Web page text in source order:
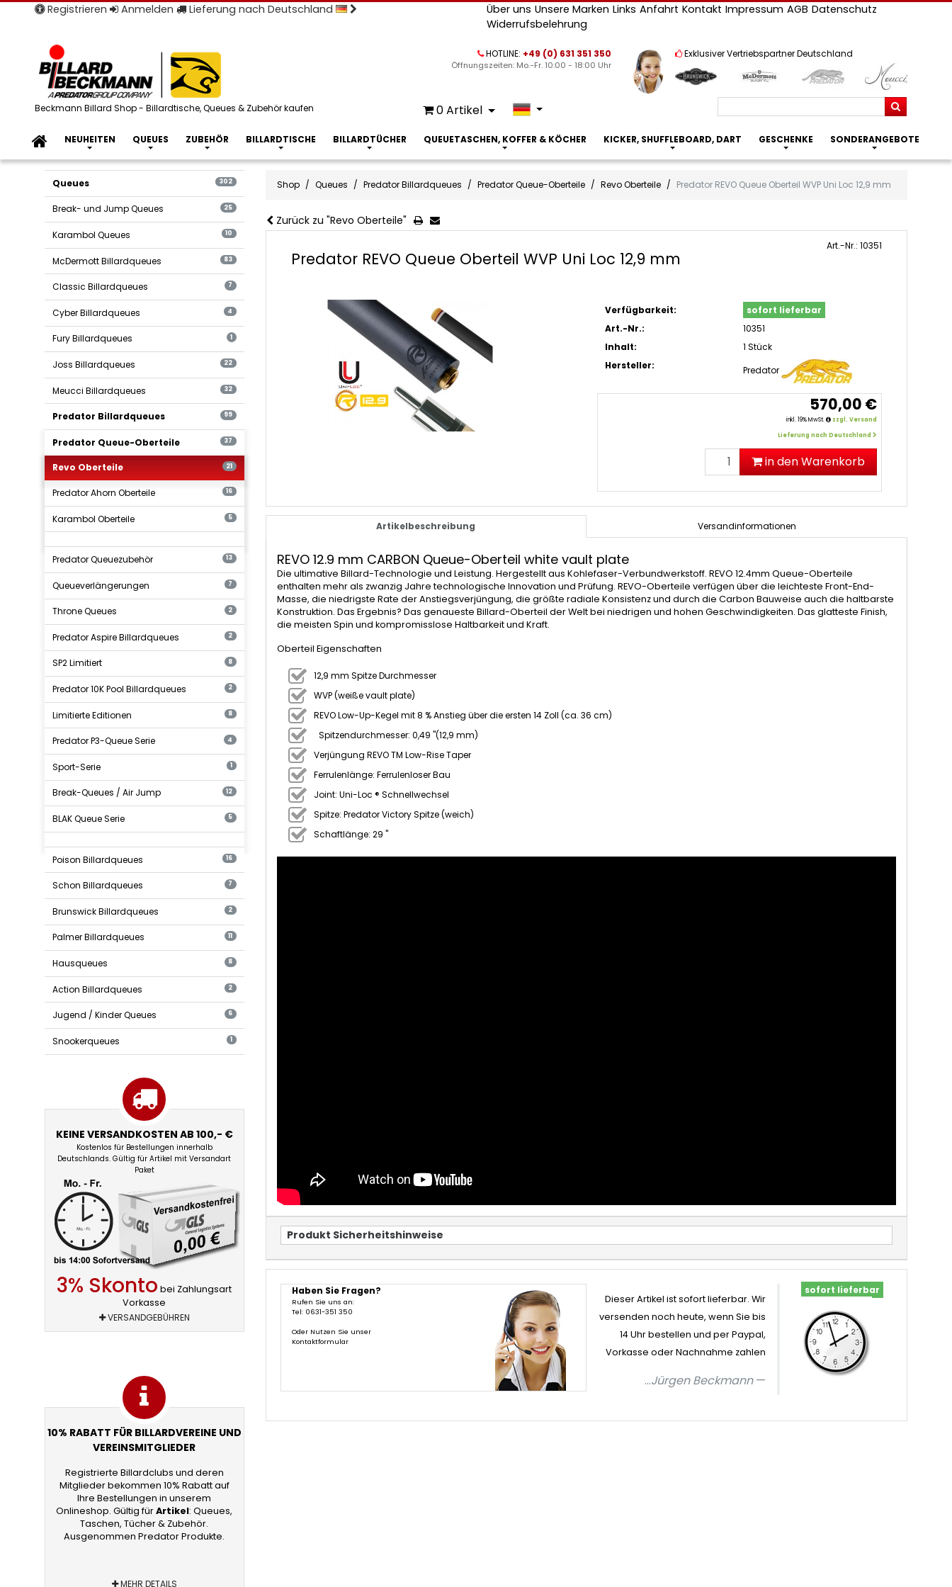
Registrieren Anmelden Lieferung nach Deutschland Über uns Unsere Marken Links Anfahrt Kontakt Impressum AGB Datenschutz
Widerrufsbelehrung
Beckmann Billard Shop - Billardtische, Queues & Zubehör kaufen
Exklusiver Vertriebspartner Deutschland
HOTLINE: +49 (0) 631 351 350
Öffnungszeiten: Mo.-Fr. 10:00 - 18:00 Uhr
0Artikel Suchen
NEUHEITEN QUEUES ZUBEHÖR BILLARDTISCHE BILLARDTÜCHER QUEUETASCHEN, KOFFER & KÖCHER KICKER, SHUFFLEBOARD, DART GESCHENKE SONDERANGEBOTE
Shop Queues Predator Billardqueues Predator Queue-Oberteile Revo Oberteile Predator REVO Queue Oberteil WVP Uni Loc 12,9 mm
Zurück zu "Revo Oberteile"
Predator REVO Queue Oberteil WVP Uni Loc 12,9 mm
Art.-Nr.: 10351
Verfügbarkeit:
sofort lieferbar
Art.-Nr.:
10351
Inhalt:
1 Stück
Hersteller:
Predator
570,00 €
inkl. 19% MwSt.
zzgl. Versand
Lieferung nach Deutschland
in den Warenkorb
Artikelbeschreibung Versandinformationen
REVO 12.9 mm CARBON Queue-Oberteil white vault plate
Die ultimative Billard-Technologie und Leistung. Hergestellt aus Kohlefaser-Verbundwerkstoff. REVO 12.4mm Queue-Oberteile
enthalten mehr als zwanzig Jahre technologische Innovation und Prüfung. REVO-Oberteile verfügen über die leichteste Front-End-
Masse, die niedrigste Rate der Anstiegsverjüngung, die größte radiale Konsistenz und durch die Carbon Bauweise auch die haltbarste
Konstruktion. Das Ergebnis? Das genaueste Billard-Oberteil der Welt bei niedrigen und hohen Geschwindigkeiten. Das glatteste Finish,
die meisten Spin und kompromisslose Haltbarkeit und Kraft.
Oberteil Eigenschaften
12,9 mm Spitze Durchmesser
WVP (weiße vault plate)
REVO Low-Up-Kegel mit 8 % Anstieg über die ersten 14 Zoll (ca. 36 cm)
Spitzendurchmesser: 0,49 "(12,9 mm)
Verjüngung REVO TM Low-Rise Taper
Ferrulenlänge: Ferrulenloser Bau
Joint: Uni-Loc ® Schnellwechsel
Spitze: Predator Victory Spitze (weich)
Schaftlänge: 29 "
Produkt Sicherheitshinweise
Haben Sie Fragen?
Rufen Sie uns an:
Tel: 0631-351 350
Oder Nutzen Sie unser
Kontaktformular
Dieser Artikel ist sofort lieferbar. Wir
versenden noch heute, wenn Sie bis
14 Uhr bestellen und per Paypal,
Vorkasse oder Nachnahme zahlen
...Jürgen Beckmann
sofort lieferbar
Queues 302
Break- und Jump Queues 25
Karambol Queues 10
McDermott Billardqueues 83
Classic Billardqueues 7
Cyber Billardqueues 4
Fury Billardqueues 1
Joss Billardqueues 22
Meucci Billardqueues 32
Predator Billardqueues 99
Predator Queue-Oberteile 37
Revo Oberteile 21
Predator Ahorn Oberteile 16
Karambol Oberteile 5
Predator Queuezubehör 13
Queueverlängerungen 7
Throne Queues 2
Predator Aspire Billardqueues 2
SP2 Limitiert 8
Predator 10K Pool Billardqueues 2
Limitierte Editionen 8
Predator P3-Queue Serie 4
Sport-Serie 1
Break-Queues / Air Jump 12
BLAK Queue Serie 5
Poison Billardqueues 16
Schon Billardqueues 7
Brunswick Billardqueues 2
Palmer Billardqueues 11
Hausqueues 8
Action Billardqueues 2
Jugend / Kinder Queues 6
Snookerqueues 1
KEINE VERSANDKOSTEN AB 100,- €
Kostenlos für Bestellungen innerhalb
Deutschlands. Gültig für Artikel mit Versandart
Paket
3% Skonto bei Zahlungsart
Vorkasse
VERSANDGEBÜHREN
10% RABATT FÜR BILLARDVEREINE UND
VEREINSMITGLIEDER
Registrierte Billardclubs und deren
Mitglieder bekommen 10% Rabatt auf
Ihre Bestellungen in unserem
Onlineshop. Gültig fürArtikel: Queues,
Taschen, Tücher & Zubehör.
Ausgenommen Predator Produkte.
MEHR DETAILS